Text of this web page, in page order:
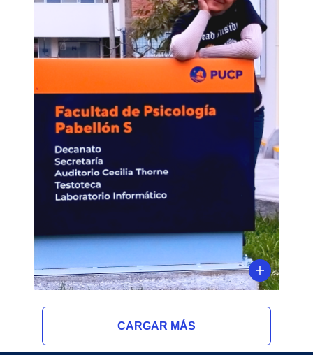
CARGAR MÁS